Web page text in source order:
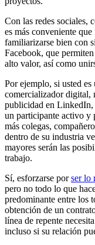
Con las redes sociales,
es más conveniente
familiarizarse bien con
Facebook, que
alto valor, así como
Por ejemplo, si usted
comercializador digital,
publicidad en LinkedIn,
un participante activo y
más colegas,
dentro de su industria
mayores serán las
trabajo.
Sí, esforzarse porser lo
pero no todo lo que
predominante entre los
obtención de un
línea de repente
incluso si su relación